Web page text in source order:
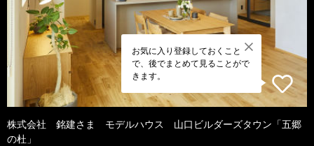
お気に入り登録しておくこと
で、後でまとめて見ることがで
きます。
株式会社 銘建さま モデルハウス 山口ビルダーズタウン「五郷
の杜」